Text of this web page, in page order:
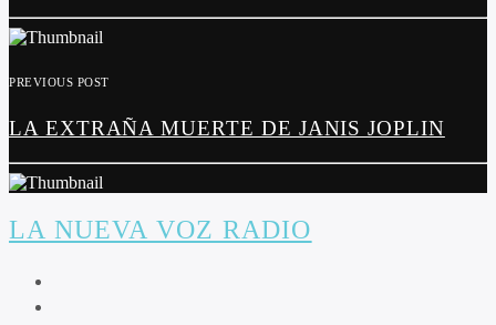
PREVIOUS POST
LA EXTRAÑA MUERTE DE JANIS JOPLIN
LA NUEVA VOZ RADIO